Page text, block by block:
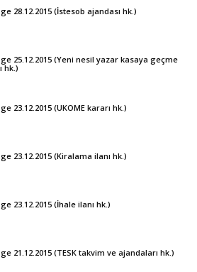
28.12.2015 (İstesob ajandası hk.)
25.12.2015 (Yeni nesil yazar kasaya geçme
hk.)
23.12.2015 (UKOME kararı hk.)
23.12.2015 (Kiralama ilanı hk.)
23.12.2015 (İhale ilanı hk.)
21.12.2015 (TESK takvim ve ajandaları hk.)